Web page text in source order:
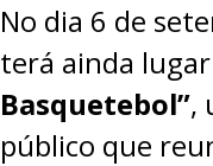
No dia 6 de
terá ainda lugar
Basquetebol”,
público que